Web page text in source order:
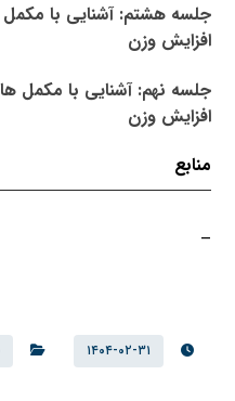
جلسه هشتم: آشنایی با
افزایش وزن
جلسه نهم: آشنایی با مکمل
افزایش وزن
منابع
–
۱۴۰۴-۰۲-۳۱